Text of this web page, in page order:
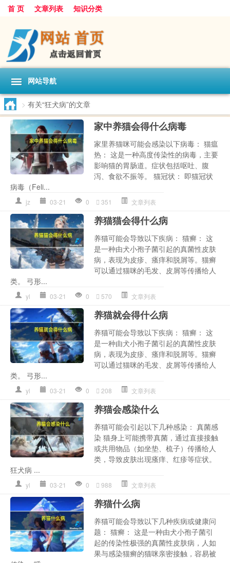
首 页 文章列表 知识分类
网站导航
> 有关“狂犬病”的文章
家中养猫会得什么病毒
家里养猫咪可能会感染以下病毒： 猫瘟
热： 这是一种高度传染性的病毒，主要
影响猫的胃肠道。症状包括呕吐、腹
泻、食欲不振等。 猫冠状： 即猫冠状
病毒（Feli...
jz 03-21 0 351 文章列表
养猫猫会得什么病
养猫可能会导致以下疾病： 猫癣： 这
是一种由犬小孢子菌引起的真菌性皮肤
病，表现为皮疹、瘙痒和脱屑等。猫癣
可以通过猫咪的毛发、皮屑等传播给人
类。 弓形...
yl 03-21 0 570 文章列表
养猫就会得什么病
养猫可能会导致以下疾病： 猫癣： 这
是一种由犬小孢子菌引起的真菌性皮肤
病，表现为皮疹、瘙痒和脱屑等。猫癣
可以通过猫咪的毛发、皮屑等传播给人
类。 弓形...
yl 03-21 0 208 文章列表
养猫会感染什么
养猫可能会引起以下几种感染： 真菌感
染 猫身上可能携带真菌，通过直接接触
或共用物品（如坐垫、梳子）传播给人
类，导致皮肤出现瘙痒、红疹等症状。
狂犬病 ...
yl 03-21 0 988 文章列表
养猫什么病
养猫可能会导致以下几种疾病或健康问
题： 猫癣： 这是一种由犬小孢子菌引
起的传染性极强的真菌性皮肤病，人如
果与感染猫癣的猫咪亲密接触，容易被